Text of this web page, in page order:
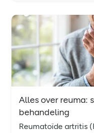
Alles over reuma:
behandeling